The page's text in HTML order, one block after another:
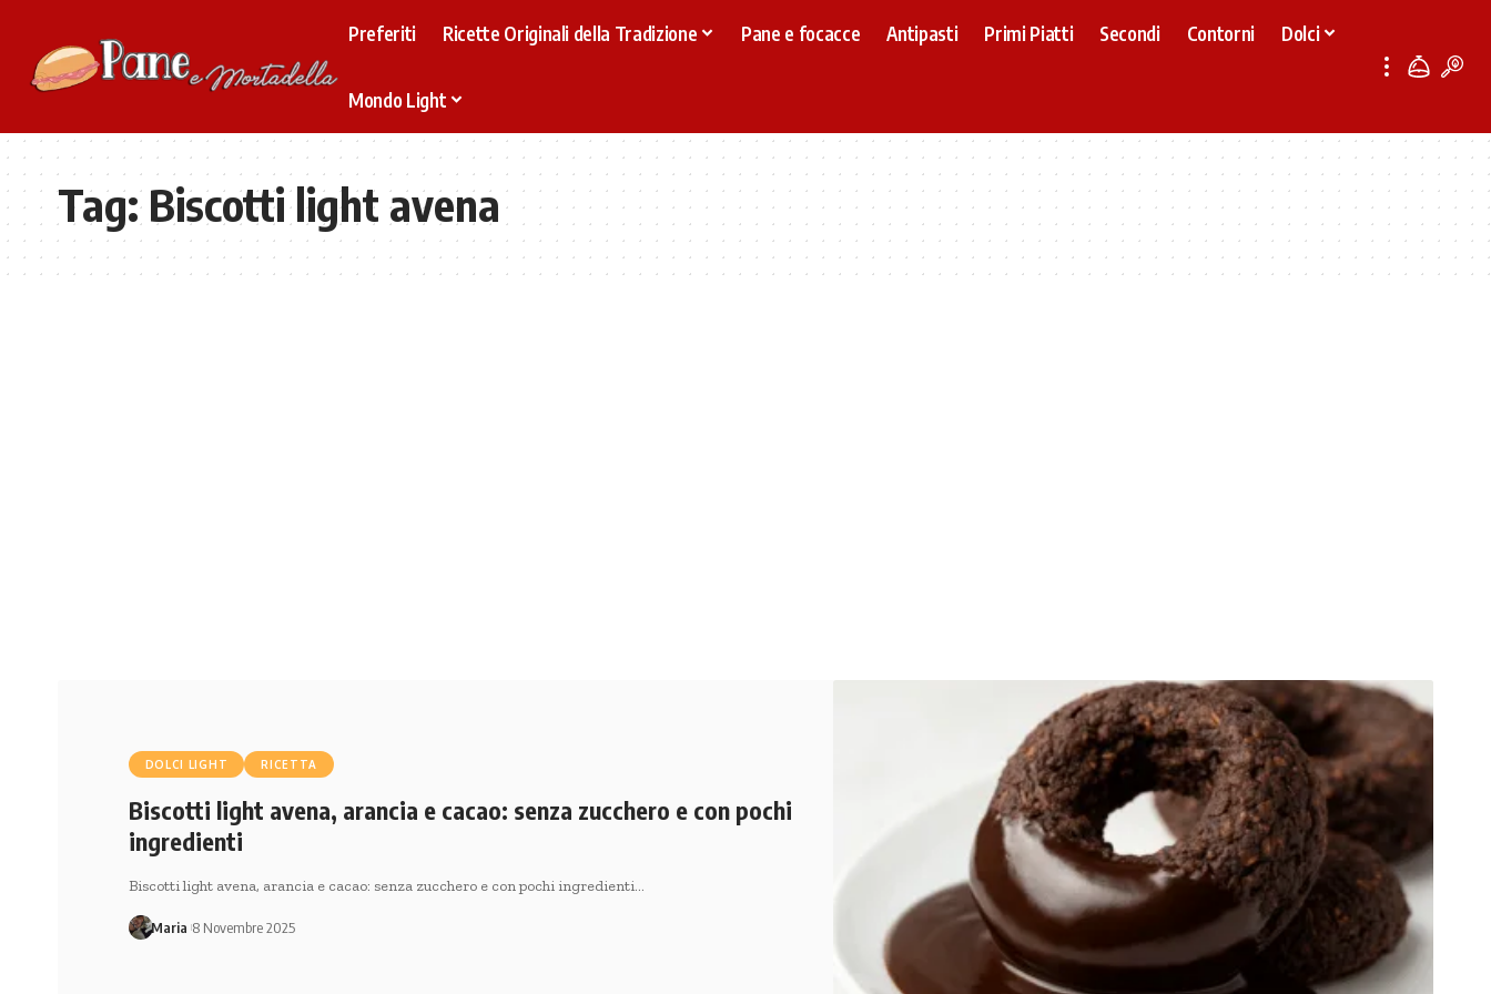
Preferiti Ricette Originali della Tradizione Pane e focacce Antipasti Primi Piatti Secondi Contorni Dolci
Mondo Light
Tag:Biscotti light avena
DOLCI LIGHT RICETTA
Biscotti light avena, arancia e cacao: senza zucchero e con pochi
ingredienti
Biscotti light avena, arancia e cacao: senza zucchero e con pochi ingredienti…
Maria 8 Novembre 2025